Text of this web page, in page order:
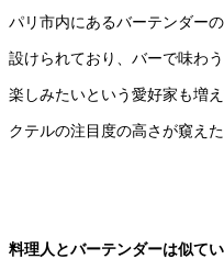
パリ市内にあるバーテンダー
設けられており、バーで味わ
楽しみたいという愛好家も増
クテルの注目度の高さが窺えた
料理人とバーテンダーは似て